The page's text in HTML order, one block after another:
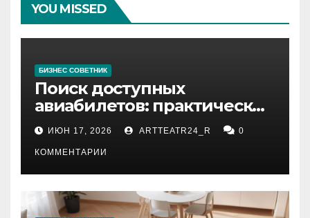
YOU MISSED
БИЗНЕС СОВЕТНИК
Поиск доступных
авиабилетов: практические
рекомендации
ИЮН 17, 2026 ARTTEATR24_R 0
КОММЕНТАРИИ